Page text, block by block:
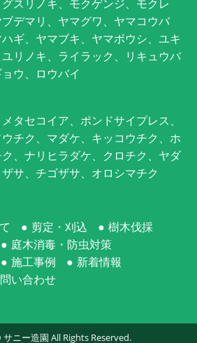
スリノキ、モクゲンジ、モクレ
デマリ、ヤマグワ、ヤマコウバ
ギ、ヤマブキ、ヤマボウシ、ユキ
リノキ、ライラック、リキュウバ
ウ、ロウバイ
タセコイア、ポンドサイプレス、
チク、マダケ、キッコウチク、ホ
、ナリヒラダケ、クロチク、ヤダ
サ、チゴザサ、オロシマチク
剪定・刈込
樹木伐採
庭木消毒・防虫対策
施工事例
新着情報
い合わせ
サニー造園 All Rights Reserved.